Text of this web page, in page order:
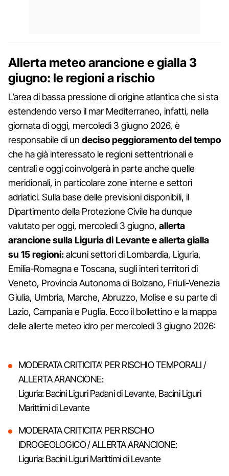
Allerta meteo arancione e gialla 3
giugno: le regioni a rischio
L’area di bassa pressione di origine atlantica che si sta
estendendo verso il mar Mediterraneo, infatti, nella
giornata di oggi, mercoledì 3 giugno 2026, è
responsabile di un deciso peggioramento del tempo
che ha già interessato le regioni settentrionali e
centrali e oggi coinvolgerà in parte anche quelle
meridionali, in particolare zone interne e settori
adriatici. Sulla base delle previsioni disponibili, il
Dipartimento della Protezione Civile ha dunque
valutato per oggi, mercoledì 3 giugno, allerta
arancione sulla Liguria di Levante e allerta gialla
su 15 regioni:alcuni settori di Lombardia, Liguria,
Emilia-Romagna e Toscana, sugli interi territori di
Veneto, Provincia Autonoma di Bolzano, Friuli-Venezia
Giulia, Umbria, Marche, Abruzzo, Molise e su parte di
Lazio, Campania e Puglia. Ecco il bollettino e la mappa
delle allerte meteo idro per mercoledì 3 giugno 2026:
MODERATA CRITICITA' PER RISCHIO TEMPORALI /
ALLERTA ARANCIONE:
Liguria: Bacini Liguri Padani di Levante, Bacini Liguri
Marittimi di Levante
MODERATA CRITICITA' PER RISCHIO
IDROGEOLOGICO / ALLERTA ARANCIONE:
Liguria: Bacini Liguri Marittimi di Levante